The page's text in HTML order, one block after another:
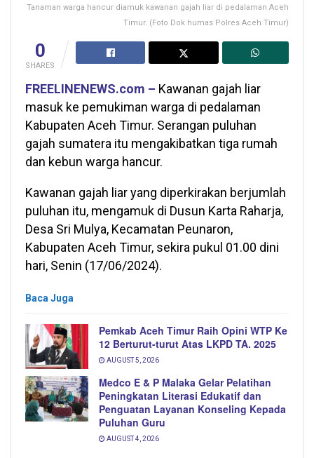
Tanaman warga hancur diamuk kawanan gajah liar di pedalaman Aceh
Timur. (Foto Dok humas Polres Aceh Timur)
0
SHARES
FREELINENEWS.com – Kawanan gajah liar
masuk ke pemukiman warga di pedalaman
Kabupaten Aceh Timur. Serangan puluhan
gajah sumatera itu mengakibatkan tiga rumah
dan kebun warga hancur.
Kawanan gajah liar yang diperkirakan berjumlah
puluhan itu, mengamuk di Dusun Karta Raharja,
Desa Sri Mulya, Kecamatan Peunaron,
Kabupaten Aceh Timur, sekira pukul 01.00 dini
hari, Senin (17/06/2024).
Baca Juga
Pemkab Aceh Timur Raih Opini WTP Ke
12 Berturut-turut Atas LKPD TA. 2025
AUGUST 5, 2026
Medco E & P Malaka Gelar Pelatihan
Peningkatan Literasi Edukatif dan
Penguatan Layanan Konseling Kepada
Puluhan Guru
AUGUST 4, 2026